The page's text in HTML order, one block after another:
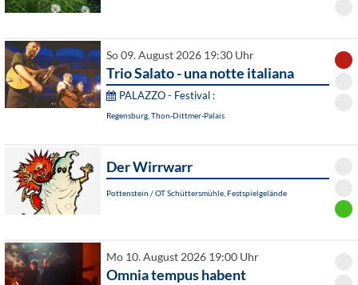
So 09. August 2026 19:30 Uhr
Trio Salato - una notte italiana
PALAZZO - Festival :
Regensburg, Thon-Dittmer-Palais
Der Wirrwarr
Pottenstein / OT Schüttersmühle, Festspielgelände
Mo 10. August 2026 19:00 Uhr
Omnia tempus habent